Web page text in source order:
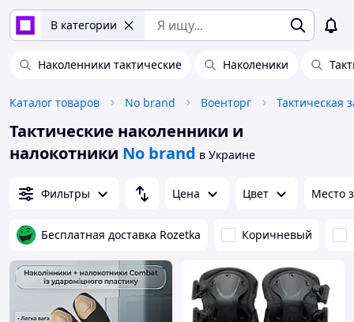
В категории
Наколенники тактические Наколеники
Каталог товаров No brand Военторг Тактическая
Тактические наколенники и
налокотники No brand в Украине
Фильтры Цена Цвет Место
Бесплатная доставка Rozetka Коричневый